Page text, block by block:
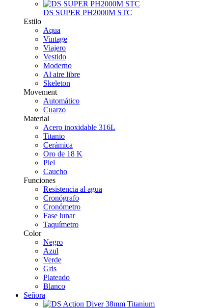
DS SUPER PH2000M STC
Estilo
Aqua
Vintage
Viajero
Vestido
Moderno
Al aire libre
Skeleton
Movement
Automático
Cuarzo
Material
Acero inoxidable 316L
Titanio
Cerámica
Oro de 18 K
Piel
Caucho
Funciones
Resistencia al agua
Cronógrafo
Cronómetro
Fase lunar
Taquímetro
Color
Negro
Azul
Verde
Gris
Plateado
Blanco
Señora